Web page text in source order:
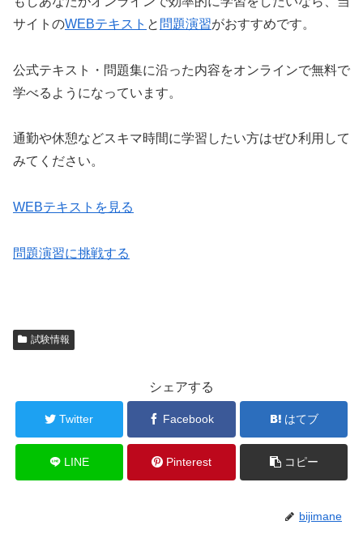
サイトのWEBテキスト と 問題演習がおすすめです。
公式テキスト・問題集に沿った内容をオンラインで無料で
学べるようになっています。
通勤や休憩などスキマ時間に学習したい方はぜひ利用して
みてください。
WEBテキストを見る
問題演習に挑戦する
試験情報
シェアする
Twitter Facebook はてブ
LINE Pinterest コピー
bijimane